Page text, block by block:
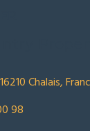
Chalais,
98